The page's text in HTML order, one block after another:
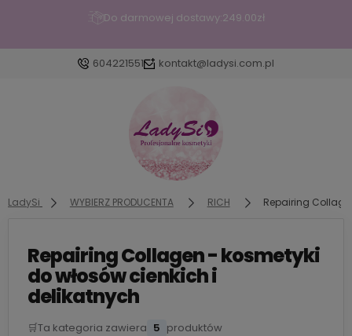
Do darmowej dostawy:249.00zł
604221551 kontakt@ladysi.com.pl
Zaloguj się
Załóż konto
Wybierz coś dla siebie z naszej aktualnej oferty lub
zaloguj się, aby przywrócić dodane produkty do
listy z poprzedniej sesji.
LadySi WYBIERZ PRODUCENTA RICH Repairing
Repairing Collagen - kosmetyki
do włosów cienkich i
delikatnych
🛒Ta kategoria zawiera 5 produktów